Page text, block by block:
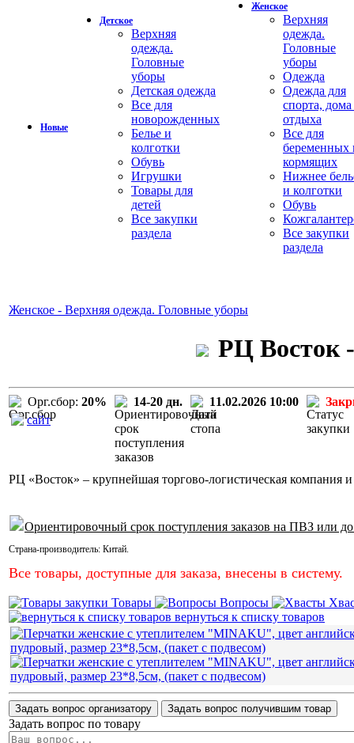
Новые
Детское
Верхняя
одежда.
Головные
уборы
Детская одежда
Все для
новорожденных
Белье и
колготки
Обувь
Игрушки
Товары для
детей
Все закупки
раздела
Женское
Верхняя
одежда.
Головные
уборы
Одежда
Одежда для
спорта,
отдыха
Все для
беременных
кормящих
Нижнее
и колготки
Обувь
Все закупки
раздела
Женское - Верхняя одежда. Головные уборы
РЦ Восток
Орг.сбор: 20% 14-20 дн. 11.02.2026 10:00
сайт
РЦ «Восток» – крупнейшая торгово-логистическая компания
Ориентировочный срок поступления заказов на ПВЗ или
Страна-производитель: Китай.
Все товары, доступные для заказа, внесены в систему.
Товары Вопросы
вернуться к списку товаров
Задать вопрос организатору Задать вопрос получившим товар
Задать вопрос по товару